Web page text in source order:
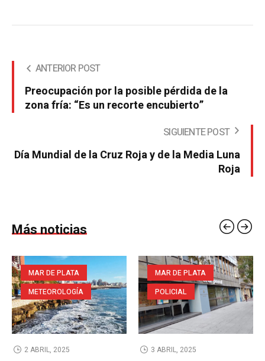
ANTERIOR POST
Preocupación por la posible pérdida de la
zona fría: “Es un recorte encubierto”
SIGUIENTE POST
Día Mundial de la Cruz Roja y de la Media Luna
Roja
Más noticias
MAR DE PLATA
METEOROLOGÍA
2 ABRIL, 2025
MAR DE PLATA
POLICIAL
3 ABRIL, 2025